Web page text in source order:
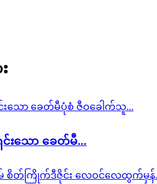
းသော ခေတ်မီ...